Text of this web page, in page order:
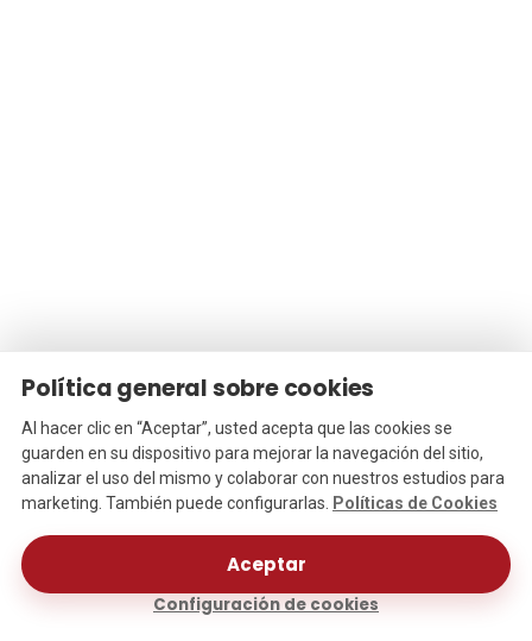
Te Asesoramos
Política general sobre cookies
Al hacer clic en “Aceptar”, usted acepta que las cookies se
guarden en su dispositivo para mejorar la navegación del sitio,
analizar el uso del mismo y colaborar con nuestros estudios para
marketing. También puede configurarlas.
Políticas de Cookies
Aceptar
Configuración de cookies